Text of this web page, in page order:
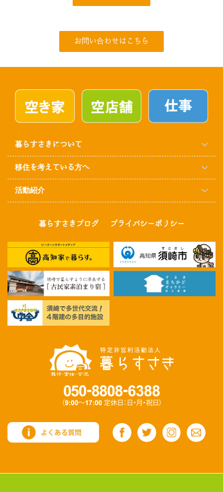
お問い合わせはこちら
暮らすさきについて
移住を考えている方へ
活動紹介
暮らすさきブログ プライバシーポリシー